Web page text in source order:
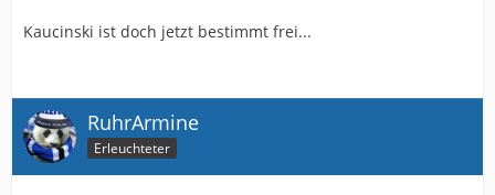
Kaucinski ist doch jetzt bestimmt frei...
RuhrArmine
Erleuchteter